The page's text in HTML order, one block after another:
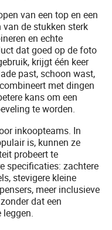
van een top en een
de stukken sterk
en echte
dat goed op de foto
krijgt één keer
past, schoon wast,
met dingen
kans om een
te worden.
inkoopteams. In
is, kunnen ze
probeert te
specificaties: zachtere
stevigere kleine
meer inclusieve
dat een
leggen.